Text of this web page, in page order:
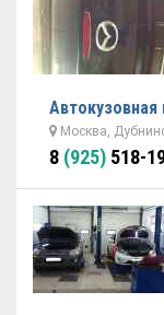
Автокузовная
Москва,
8 (925) 518-